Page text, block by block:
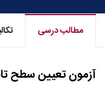
مطالب درسی
آزمون تعیین سطح